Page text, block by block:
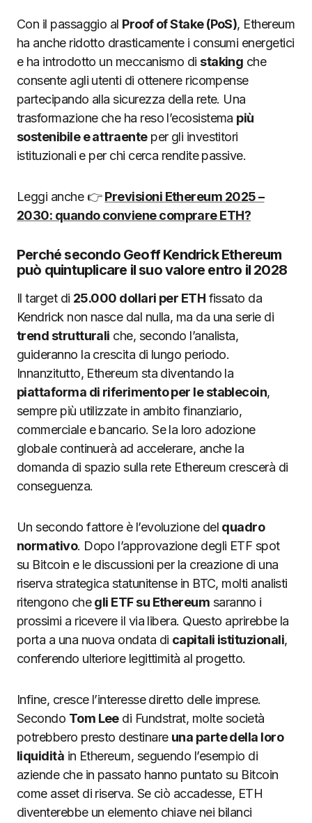
Con il passaggio al Proof of Stake (PoS), Ethereum
ha anche ridotto drasticamente i consumi energetici
e ha introdotto un meccanismo di staking che
consente agli utenti di ottenere ricompense
partecipando alla sicurezza della rete. Una
trasformazione che ha reso l’ecosistema più
sostenibile e attraenteper gli investitori
istituzionali e per chi cerca rendite passive.
Leggi anche 👉Previsioni Ethereum 2025 –
2030: quando conviene comprare ETH?
Perché secondo Geoff Kendrick Ethereum
può quintuplicare il suo valore entro il 2028
Il target di 25.000 dollari per ETH fissato da
Kendrick non nasce dal nulla, ma da una serie di
trend strutturali che, secondo l’analista,
guideranno la crescita di lungo periodo.
Innanzitutto, Ethereum sta diventando la
piattaforma di riferimento per le stablecoin,
sempre più utilizzate in ambito finanziario,
commerciale e bancario. Se la loro adozione
globale continuerà ad accelerare, anche la
domanda di spazio sulla rete Ethereum crescerà di
conseguenza.
Un secondo fattore è l’evoluzione del quadro
normativo. Dopo l’approvazione degli ETF spot
su Bitcoin e le discussioni per la creazione di una
riserva strategica statunitense in BTC, molti analisti
ritengono chegli ETF su Ethereum saranno i
prossimi a ricevere il via libera. Questo aprirebbe la
porta a una nuova ondata di capitali istituzionali,
conferendo ulteriore legittimità al progetto.
Infine, cresce l’interesse diretto delle imprese.
Secondo Tom Leedi Fundstrat, molte società
potrebbero presto destinare una parte della loro
liquidità in Ethereum, seguendo l’esempio di
aziende che in passato hanno puntato su Bitcoin
come asset di riserva. Se ciò accadesse, ETH
diventerebbe un elemento chiave nei bilanci